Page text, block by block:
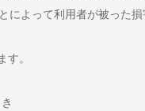
によって利用者が被った損
。